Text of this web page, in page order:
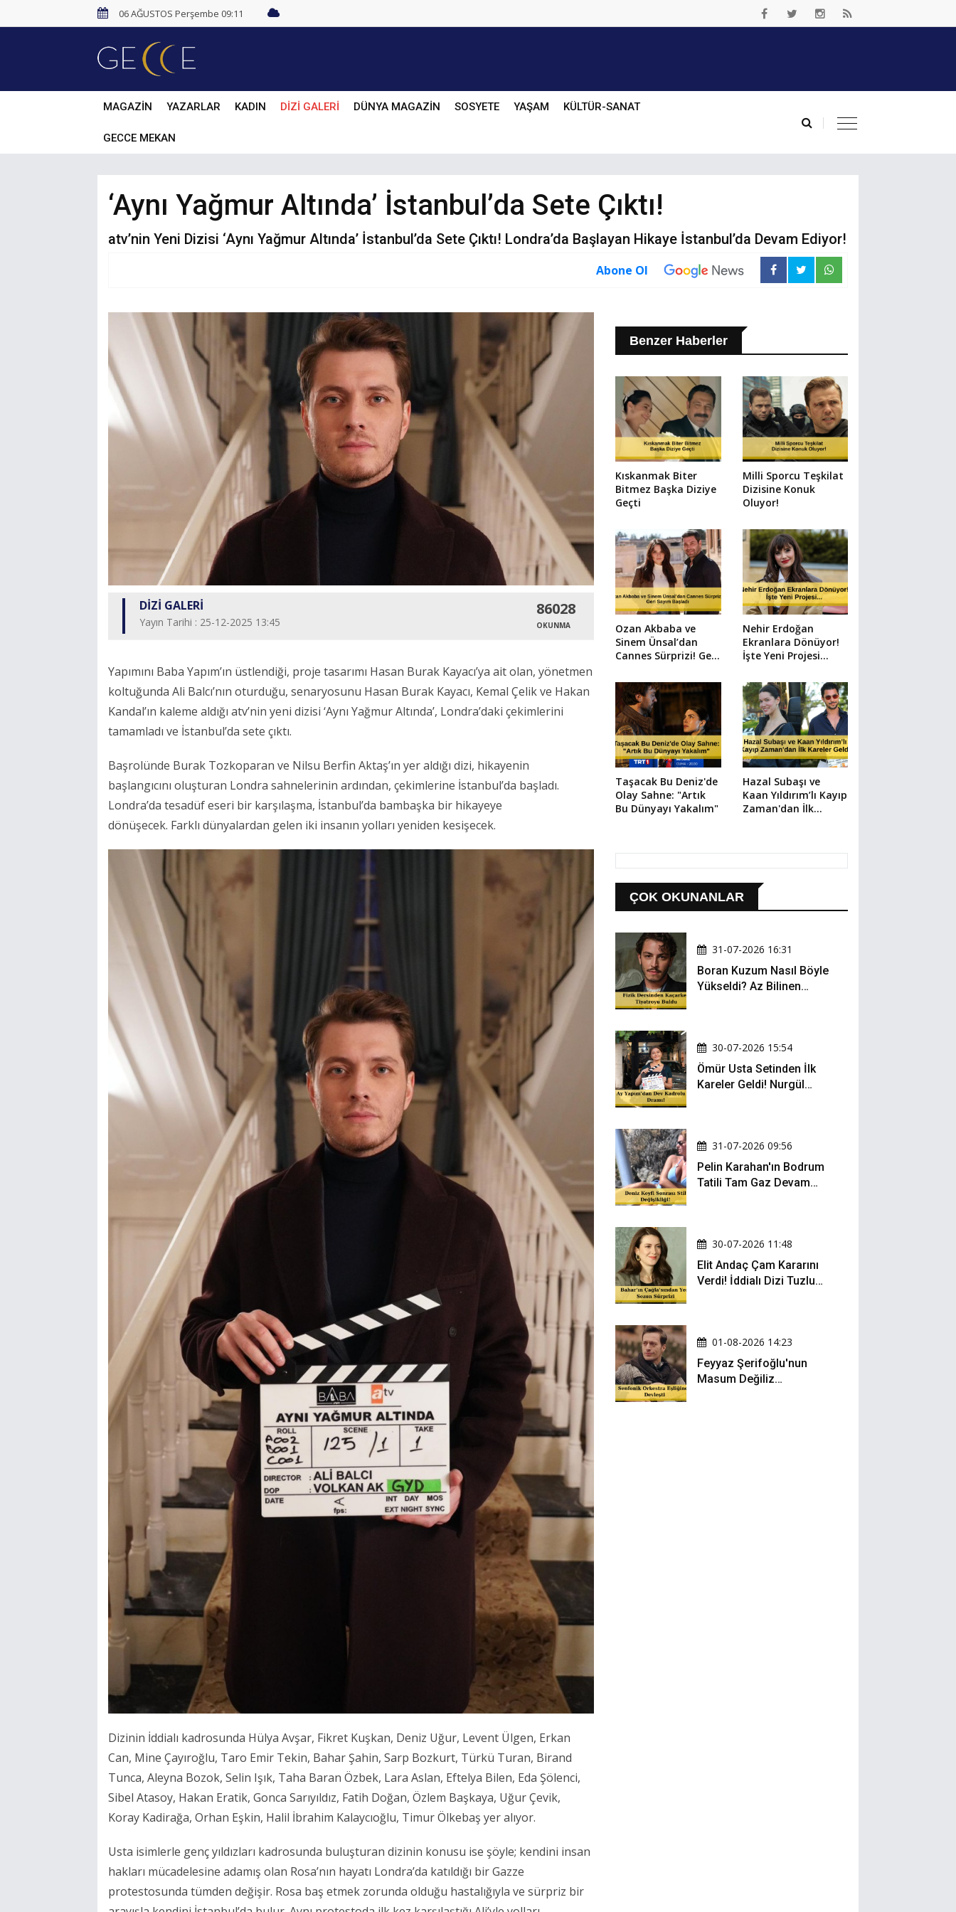
06 AĞUSTOS Perşembe 09:11
MAGAZİN YAZARLAR KADIN DİZİ GALERİ DÜNYA MAGAZİN SOSYETE YAŞAM KÜLTÜR-SANAT
GECCE MEKAN
‘Aynı Yağmur Altında’ İstanbul’da Sete Çıktı!
atv’nin Yeni Dizisi ‘Aynı Yağmur Altında’ İstanbul’da Sete Çıktı! Londra’da Başlayan Hikaye İstanbul’da Devam Ediyor!
Abone Ol
DİZİ GALERİ
Yayın Tarihi : 25-12-2025 13:45
86028
OKUNMA
Yapımını Baba Yapım’ın üstlendiği, proje tasarımı Hasan Burak Kayacı’ya ait olan, yönetmen
koltuğunda Ali Balcı’nın oturduğu, senaryosunu Hasan Burak Kayacı, Kemal Çelik ve Hakan
Kandal’ın kaleme aldığı atv’nin yeni dizisi ‘Aynı Yağmur Altında’, Londra’daki çekimlerini
tamamladı ve İstanbul’da sete çıktı.
Başrolünde Burak Tozkoparan ve Nilsu Berfin Aktaş’ın yer aldığı dizi, hikayenin
başlangıcını oluşturan Londra sahnelerinin ardından, çekimlerine İstanbul’da başladı.
Londra’da tesadüf eseri bir karşılaşma, İstanbul’da bambaşka bir hikayeye
dönüşecek. Farklı dünyalardan gelen iki insanın yolları yeniden kesişecek.
Dizinin İddialı kadrosunda Hülya Avşar, Fikret Kuşkan, Deniz Uğur, Levent Ülgen, Erkan
Can, Mine Çayıroğlu, Taro Emir Tekin, Bahar Şahin, Sarp Bozkurt, Türkü Turan, Birand
Tunca, Aleyna Bozok, Selin Işık, Taha Baran Özbek, Lara Aslan, Eftelya Bilen, Eda Şölenci,
Sibel Atasoy, Hakan Eratik, Gonca Sarıyıldız, Fatih Doğan, Özlem Başkaya, Uğur Çevik,
Koray Kadirağa, Orhan Eşkin, Halil İbrahim Kalaycıoğlu, Timur Ölkebaş yer alıyor.
Usta isimlerle genç yıldızları kadrosunda buluşturan dizinin konusu ise şöyle; kendini insan
hakları mücadelesine adamış olan Rosa’nın hayatı Londra’da katıldığı bir Gazze
protestosunda tümden değişir. Rosa baş etmek zorunda olduğu hastalığıyla ve sürpriz bir
Benzer Haberler
Kıskanmak Biter
Bitmez Başka Diziye
Geçti
Milli Sporcu Teşkilat
Dizisine Konuk
Oluyor!
Ozan Akbaba ve
Sinem Ünsal’dan
Cannes Sürprizi! Geri
Nehir Erdoğan
Ekranlara Dönüyor!
İşte Yeni Projesi...
Taşacak Bu Deniz'de
Olay Sahne: "Artık
Bu Dünyayı Yakalım"
Hazal Subaşı ve
Kaan Yıldırım’lı Kayıp
Zaman'dan İlk
ÇOK OKUNANLAR
31-07-2026 16:31
Boran Kuzum Nasıl Böyle
Yükseldi? Az Bilinen
30-07-2026 15:54
Ömür Usta Setinden İlk
Kareler Geldi! Nurgül
31-07-2026 09:56
Pelin Karahan'ın Bodrum
Tatili Tam Gaz Devam
30-07-2026 11:48
Elit Andaç Çam Kararını
Verdi! İddialı Dizi Tuzlu
01-08-2026 14:23
Feyyaz Şerifoğlu'nun
Masum Değiliz